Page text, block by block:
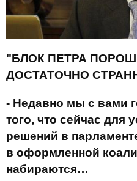
"БЛОК ПЕТРА
ДОСТАТОЧНО
- Недавно мы с вами
того, что сейчас для
решений в
в оформленной
набираются…